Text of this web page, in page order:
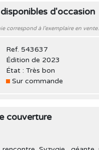
d'occasion
correspond à l'exemplaire en
Ref. 543637
Édition de 2023
État : Très bon
Sur commande
couverture